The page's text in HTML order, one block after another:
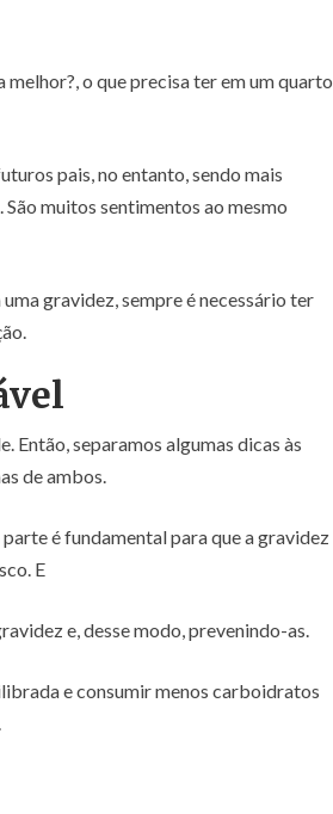
melhor?, o que precisa ter em um quarto
pais, no entanto, sendo mais
muitos sentimentos ao mesmo
gravidez, sempre é necessário ter
Então, separamos algumas dicas às
de ambos.
é fundamental para que a gravidez
E
e, desse modo, prevenindo-as.
e consumir menos carboidratos